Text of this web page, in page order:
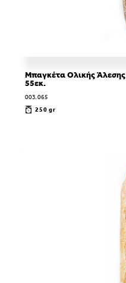
Μπαγκέτα Ολικής Άλεσης
55εκ.
003.065
250 gr